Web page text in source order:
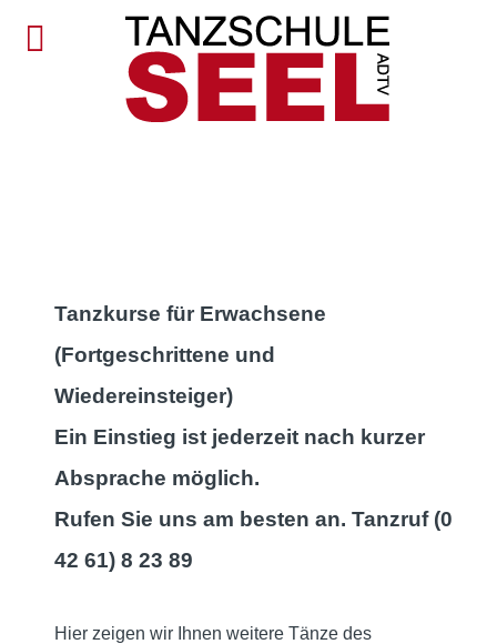
Tanzkurse für Erwachsene
(Fortgeschrittene und
Wiedereinsteiger)
Ein Einstieg ist jederzeit nach kurzer
Absprache möglich.
Rufen Sie uns am besten an. Tanzruf (0
42 61) 8 23 89
Hier zeigen wir Ihnen weitere Tänze des